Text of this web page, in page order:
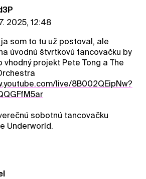
2025, 12:48
ja som to tu už postoval, ale
úvodnú štvrtkovú tancovačku by
vhodný projekt Pete Tong a The
live/8B002QEipNw?
sobotnú tancovačku
Underworld.